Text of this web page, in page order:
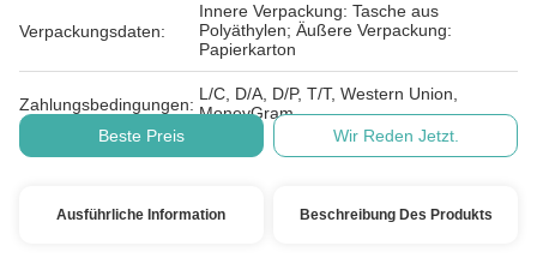
Verpackungsdaten:
Innere Verpackung: Tasche aus
Polyäthylen; Äußere Verpackung:
Papierkarton
Zahlungsbedingungen:
L/C, D/A, D/P, T/T, Western Union,
MoneyGram
Beste Preis
Wir Reden Jetzt.
Ausführliche Information Beschreibung Des Produkts